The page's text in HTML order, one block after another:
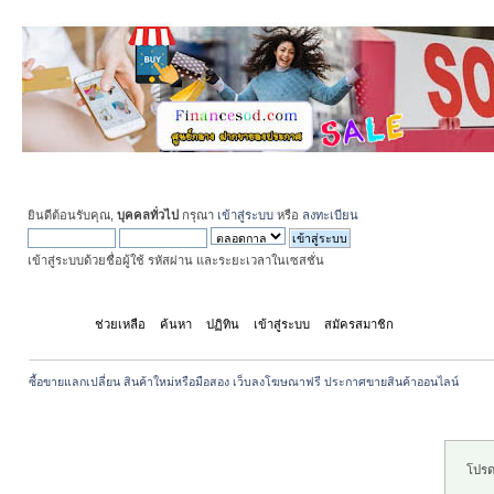
ยินดีต้อนรับคุณ, บุคคลทั่วไป กรุณา เข้าสู่ระบบ หรือ ลงทะเบียน
เข้าสู่ระบบด้วยชื่อผู้ใช้ รหัสผ่าน และระยะเวลาในเซสชั่น
ช่วยเหลือ ค้นหา ปฏิทิน เข้าสู่ระบบ สมัครสมาชิก
ซื้อขายแลกเปลี่ยน สินค้าใหม่หรือมือสอง เว็บลงโฆษณาฟรี ประกาศขายสินค้าออนไลน์
โปร